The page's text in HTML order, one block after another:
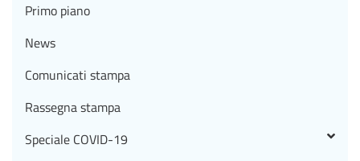
Primo piano
News
Comunicati stampa
Rassegna stampa
Speciale COVID-19